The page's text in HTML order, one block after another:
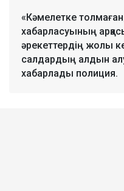
«Кәмелетке
хабарласуының
әрекеттердің жолы
салдардың алдын
хабарлады полиция.